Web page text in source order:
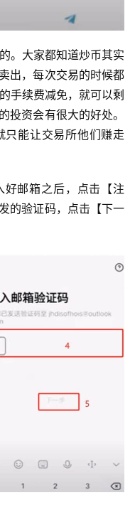
。大家都知道炒币其实
出，每次交易的时候都
手续费减免，就可以剩
投资会有很大的好处。
只能让交易所他们赚走
邮箱之后，点击【注
的验证码，点击【下一